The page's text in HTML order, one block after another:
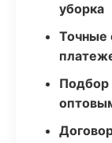
уборка
Точные
Подбор